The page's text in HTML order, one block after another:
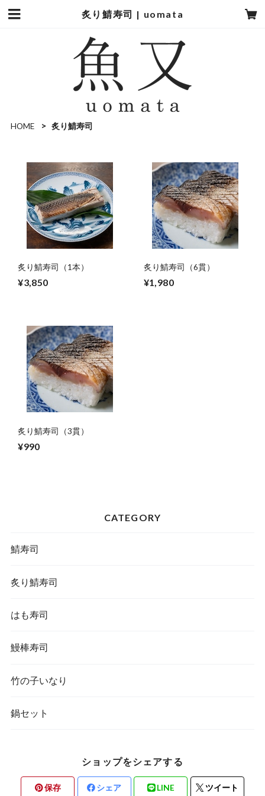
炙り鯖寿司 | uomata
HOME 炙り鯖寿司
炙り鯖寿司（1本）
¥3,850
炙り鯖寿司（6貫）
¥1,980
炙り鯖寿司（3貫）
¥990
CATEGORY
鯖寿司
炙り鯖寿司
はも寿司
鰻棒寿司
竹の子いなり
鍋セット
ショップをシェアする
保存 シェア LINE ツイート